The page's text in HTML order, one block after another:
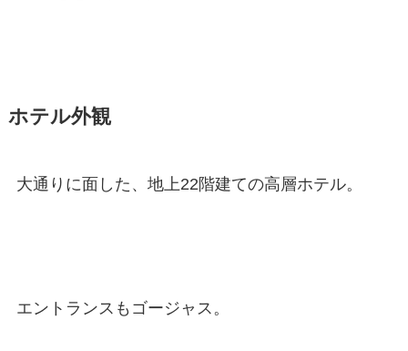
ホテル外観
大通りに面した、地上22階建ての高層ホテル。
エントランスもゴージャス。